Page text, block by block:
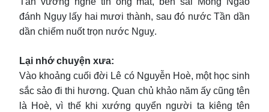
đánh Ngụy lấy hai mươi thành, sau đó nước Tần dần
dần chiếm nuốt trọn nước Nguỵ.
Lại nhớ chuyện xưa:
Vào khoảng cuối đời Lê có Nguyễn Hoè, một học sinh
sắc sảo đi thi hương. Quan chủ khảo năm ấy cũng tên
là Hoè, vì thế khi xướng quyển người ta kiêng tên